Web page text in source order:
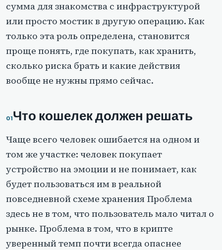
сумма для знакомства с инфраструктурой
или просто мостик в другую операцию. Как
только эта роль определена, становится
проще понять, где покупать, как хранить,
сколько риска брать и какие действия
вообще не нужны прямо сейчас.
Что кошелек должен решать
Чаще всего человек ошибается на одном и
том же участке: человек покупает
устройство на эмоции и не понимает, как
будет пользоваться им в реальной
повседневной схеме хранения Проблема
здесь не в том, что пользователь мало читал о
рынке. Проблема в том, что в крипте
уверенный темп почти всегда опаснее